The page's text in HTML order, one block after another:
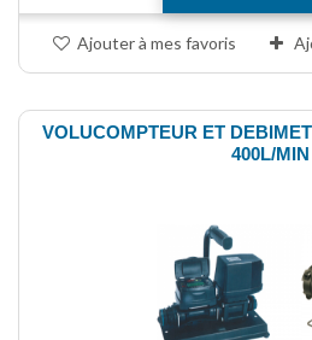
Ajouter à mes favoris
VOLUCOMPTEUR ET
400L/MIN